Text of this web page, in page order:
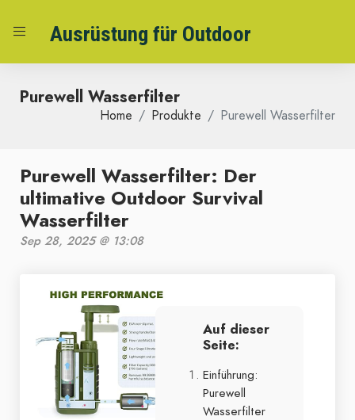
Ausrüstung für Outdoor
Purewell Wasserfilter
Home Produkte Purewell Wasserfilter
Purewell Wasserfilter: Der
ultimative Outdoor Survival
Wasserfilter
Sep 28, 2025 @ 13:08
Auf dieser
Seite:
Einführung:
Purewell
Wasserfilter